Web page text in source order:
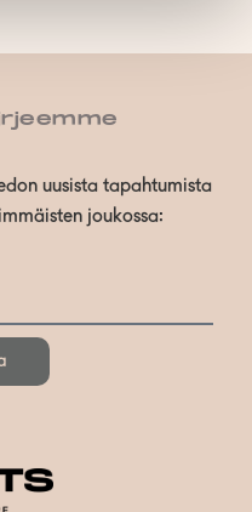
uusista tapahtumista
joukossa: